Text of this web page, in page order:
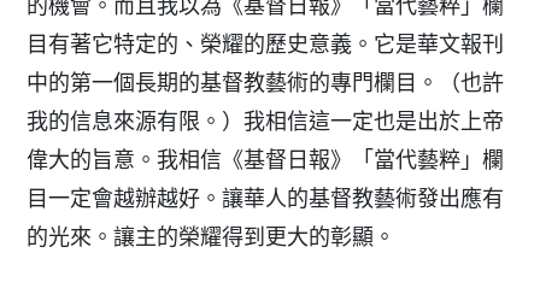
的機會。而且我以為《基督日報》「當代藝粹」欄
目有著它特定的、榮耀的歷史意義。它是華文報刊
中的第一個長期的基督教藝術的專門欄目。（也許
我的信息來源有限。）我相信這一定也是出於上帝
偉大的旨意。我相信《基督日報》「當代藝粹」欄
目一定會越辦越好。讓華人的基督教藝術發出應有
的光來。讓主的榮耀得到更大的彰顯。